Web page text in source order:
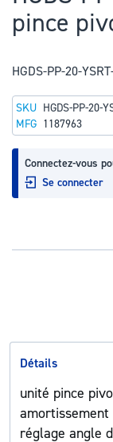
début
la
d’images
pince
HGDS-PP-20-
Connectez-vous
Se connecter
SKU HGDS-PP-20-
MFG 1187963
Détails
unité pince
amortissement
réglage angle